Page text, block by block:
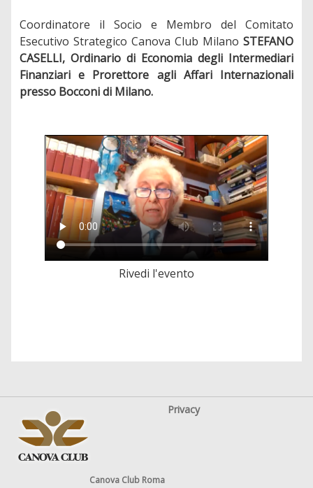
Coordinatore il Socio e Membro del Comitato
Esecutivo Strategico Canova Club Milano STEFANO
CASELLI, Ordinario di Economia degli Intermediari
Finanziari e Prorettore agli Affari Internazionali
presso Bocconi di Milano.
Rivedi l'evento
Privacy
Canova Club Roma